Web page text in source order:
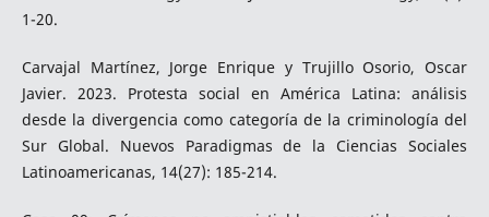
1-20.
Carvajal Martínez, Jorge Enrique y Trujillo Osorio, Oscar
Javier. 2023. Protesta social en América Latina: análisis
desde la divergencia como categoría de la criminología del
Sur Global. Nuevos Paradigmas de la Ciencias Sociales
Latinoamericanas, 14(27): 185-214.